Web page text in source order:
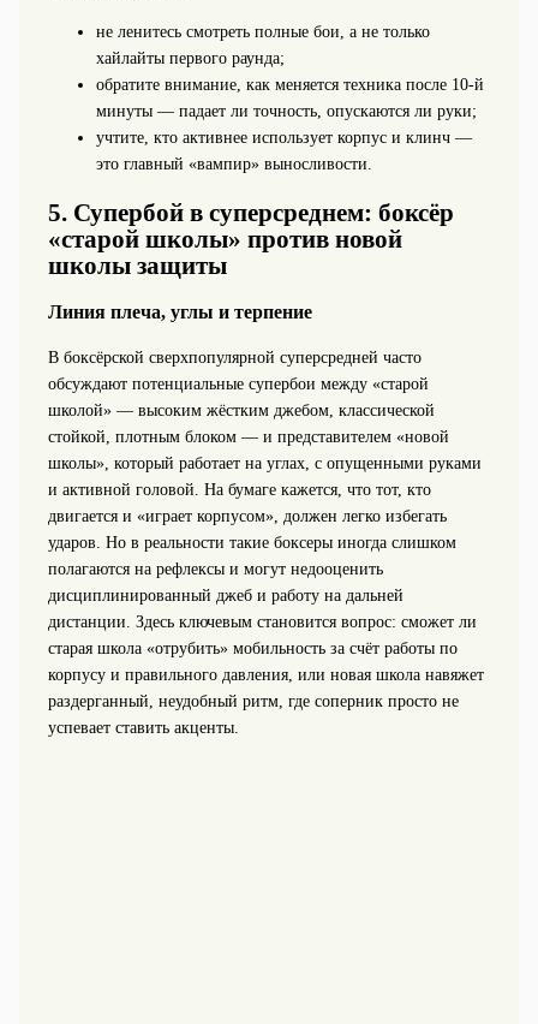
не ленитесь смотреть полные бои, а не только
хайлайты первого раунда;
обратите внимание, как меняется техника после 10-й
минуты — падает ли точность, опускаются ли руки;
учтите, кто активнее использует корпус и клинч —
это главный «вампир» выносливости.
5. Супербой в суперсреднем: боксёр
«старой школы» против новой
школы защиты
Линия плеча, углы и терпение
В боксёрской сверхпопулярной суперсредней часто
обсуждают потенциальные супербои между «старой
школой» — высоким жёстким джебом, классической
стойкой, плотным блоком — и представителем «новой
школы», который работает на углах, с опущенными руками
и активной головой. На бумаге кажется, что тот, кто
двигается и «играет корпусом», должен легко избегать
ударов. Но в реальности такие боксеры иногда слишком
полагаются на рефлексы и могут недооценить
дисциплинированный джеб и работу на дальней
дистанции. Здесь ключевым становится вопрос: сможет ли
старая школа «отрубить» мобильность за счёт работы по
корпусу и правильного давления, или новая школа навяжет
раздерганный, неудобный ритм, где соперник просто не
успевает ставить акценты.